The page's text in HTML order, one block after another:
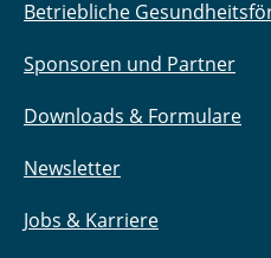
Betriebliche
Sponsoren und Partner
Downloads & Formulare
Newsletter
Jobs & Karriere